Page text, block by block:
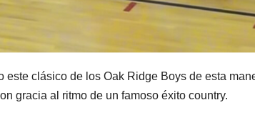
este clásico de los Oak Ridge Boys de esta
gracia al ritmo de un famoso éxito country.